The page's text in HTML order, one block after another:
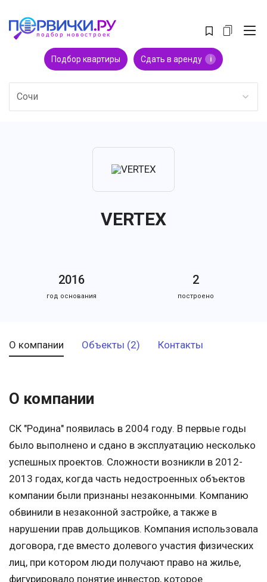
Подбор квартиры Сдать в аренду i
Сочи
VERTEX
2016
год основания
2
построено
О компании Объекты (2) Контакты
О компании
СК "Родина" появилась в 2004 году. В первые годы
было выполнено и сдано в эксплуатацию несколько
успешных проектов. Сложности возникли в 2012-
2013 годах, когда часть недостроенных объектов
компании были признаны незаконными. Компанию
обвинили в незаконной застройке, а также в
нарушении прав дольщиков. Компания использовала
договора, где вместо долевого участия физических
лиц, при котором люди получают право на жилье,
фигурировало понятие инвестор, которое